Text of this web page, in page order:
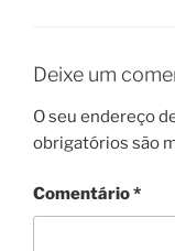
Deixe um
O seu endereço
obrigatórios são
Comentário*